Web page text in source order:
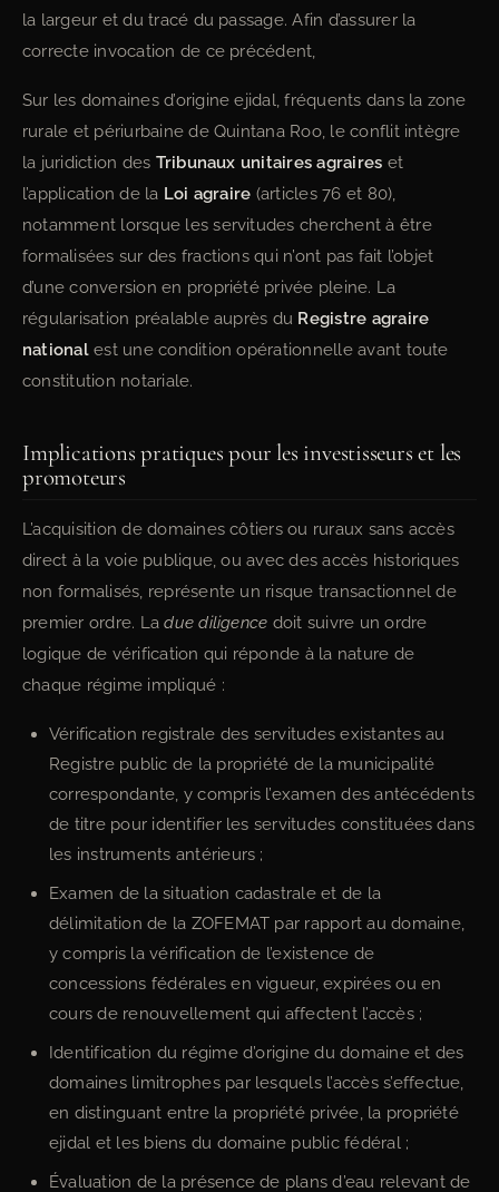
la largeur et du tracé du passage. Afin d’assurer la
correcte invocation de ce précédent,
Sur les domaines d’origine ejidal, fréquents dans la zone
rurale et périurbaine de Quintana Roo, le conflit intègre
la juridiction des Tribunaux unitaires agraires et
l’application de la Loi agraire (articles 76 et 80),
notamment lorsque les servitudes cherchent à être
formalisées sur des fractions qui n’ont pas fait l’objet
d’une conversion en propriété privée pleine. La
régularisation préalable auprès du Registre agraire
nationalest une condition opérationnelle avant toute
constitution notariale.
Implications pratiques pour les investisseurs et les
promoteurs
L’acquisition de domaines côtiers ou ruraux sans accès
direct à la voie publique, ou avec des accès historiques
non formalisés, représente un risque transactionnel de
premier ordre. Ladue diligence doit suivre un ordre
logique de vérification qui réponde à la nature de
chaque régime impliqué :
Vérification registrale des servitudes existantes au
Registre public de la propriété de la municipalité
correspondante, y compris l’examen des antécédents
de titre pour identifier les servitudes constituées dans
les instruments antérieurs ;
Examen de la situation cadastrale et de la
délimitation de la ZOFEMAT par rapport au domaine,
y compris la vérification de l’existence de
concessions fédérales en vigueur, expirées ou en
cours de renouvellement qui affectent l’accès ;
Identification du régime d’origine du domaine et des
domaines limitrophes par lesquels l’accès s’effectue,
en distinguant entre la propriété privée, la propriété
ejidal et les biens du domaine public fédéral ;
Évaluation de la présence de plans d’eau relevant de